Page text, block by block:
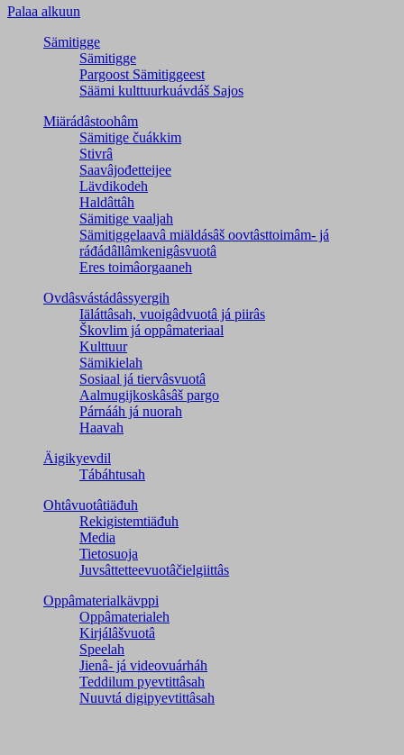
Palaa alkuun
Sämitigge
Sämitigge
Pargoost Sämitiggeest
Säämi kulttuurkuávdáš Sajos
Miärádâstoohâm
Sämitige čuákkim
Stivrâ
Saavâjođetteijee
Lävdikodeh
Haldâttâh
Sämitige vaaljah
Sämitiggelaavâ miäldásâš oovtâsttoimâm- já
ráđádâllâmkenigâsvuotâ
Eres toimâorgaaneh
Ovdâsvástádâssyergih
Iäláttâsah, vuoigâdvuotâ já piirâs
Škovlim já oppâmateriaal
Kulttuur
Sämikielah
Sosiaal já tiervâsvuotâ
Aalmugijkoskâsâš pargo
Párnááh já nuorah
Haavah
Äigikyevdil
Tábáhtusah
Ohtâvuotâtiäđuh
Rekigistemtiäđuh
Media
Tietosuoja
Juvsâttetteevuotâčielgiittâs
Oppâmaterialkävppi
Oppâmaterialeh
Kirjálâšvuotâ
Speelah
Jienâ- já videovuárháh
Teddilum pyevtittâsah
Nuuvtá digipyevtittâsah